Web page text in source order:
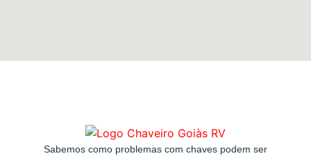
Sabemos como problemas com chaves podem ser